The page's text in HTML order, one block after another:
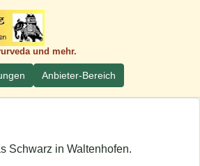
und mehr.
Anbieter-Bereich
Schwarz in Waltenhofen.